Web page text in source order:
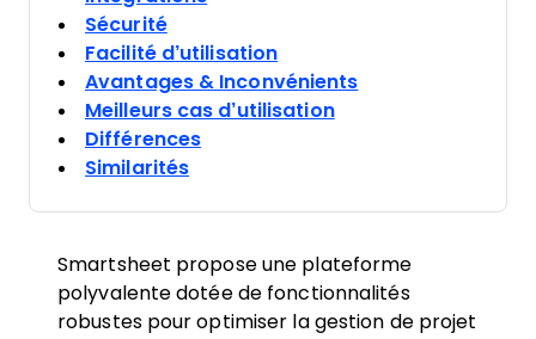
Sécurité
Facilité d’utilisation
Avantages & Inconvénients
Meilleurs cas d’utilisation
Différences
Similarités
Smartsheet propose une plateforme
polyvalente dotée de fonctionnalités
robustes pour optimiser la gestion de projet